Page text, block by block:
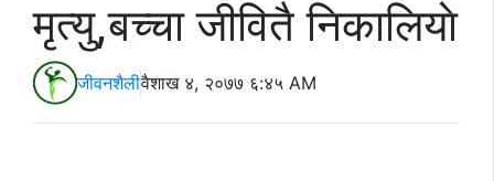
मृत्यु,बच्चा जीवितै निकालियाे
जीवनशैलीवैशाख ४, २०७७ ६:४५ AM